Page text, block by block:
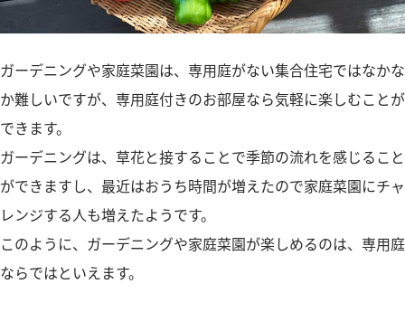
ガーデニングや家庭菜園は、専用庭がない集合住宅ではなかな
か難しいですが、専用庭付きのお部屋なら気軽に楽しむことが
できます。
ガーデニングは、草花と接することで季節の流れを感じること
ができますし、最近はおうち時間が増えたので家庭菜園にチャ
レンジする人も増えたようです。
このように、ガーデニングや家庭菜園が楽しめるのは、専用庭
ならではといえます。